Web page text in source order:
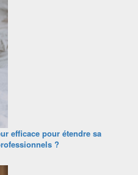
efficace pour étendre sa
?